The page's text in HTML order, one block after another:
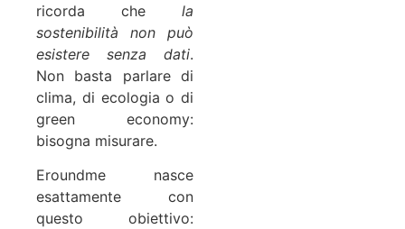
ricorda che la
sostenibilità non può
esistere senza dati.
Non basta parlare di
clima, di ecologia o di
green economy:
bisogna misurare.
Eroundme nasce
esattamente con
questo obiettivo: